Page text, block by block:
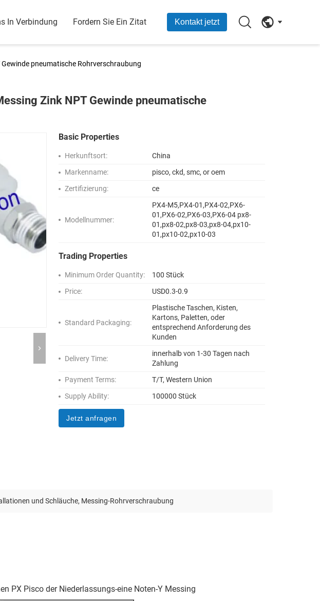
In Verbindung Fordern Sie Ein Zitat Kontakt jetzt
Gewinde pneumatische Rohrverschraubung
Zink NPT Gewinde pneumatische
Basic Properties
Herkunftsort:
China
Markenname:
pisco, ckd, smc, or oem
Zertifizierung:
ce
Modellnummer:
PX4-M5,PX4-01,PX4-02,PX6-
01,PX6-02,PX6-03,PX6-04 px8-
01,px8-02,px8-03,px8-04,px10-
01,px10-02,px10-03
Trading Properties
Minimum Order Quantity:
100 Stück
Price:
USD0.3-0.9
Standard Packaging:
Plastische Taschen, Kisten,
Kartons, Paletten, oder
entsprechend Anforderung des
Kunden
Delivery Time:
innerhalb von 1-30 Tagen nach
Zahlung
Payment Terms:
T/T, Western Union
Supply Ability:
100000 Stück
Jetzt anfragen
und Schläuche, Messing-Rohrverschraubung
PX Pisco der Niederlassungs-eine Noten-Y Messing